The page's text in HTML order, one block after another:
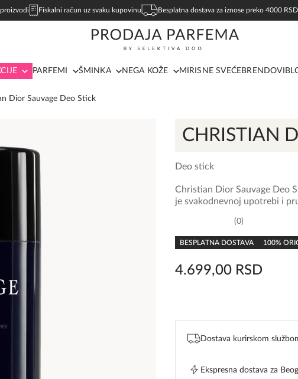
Fiskalni račun uz svaku kupovinu Besplatna dostava za iznose preko 4000 RSD
PARFEMI ŠMINKA NEGA KOŽE MIRISNE SVEĆEBRENDOVI
Dior Sauvage Deo Stick
CHRISTIAN
Deo stick
rating
0
BESPLATNA DOSTAVA 100%
4.699,00 RSD
Christian Dior Sauvage Deo
je svakodnevnoj upotrebi i
Dostava kurirskom
Ekspresna dostava za